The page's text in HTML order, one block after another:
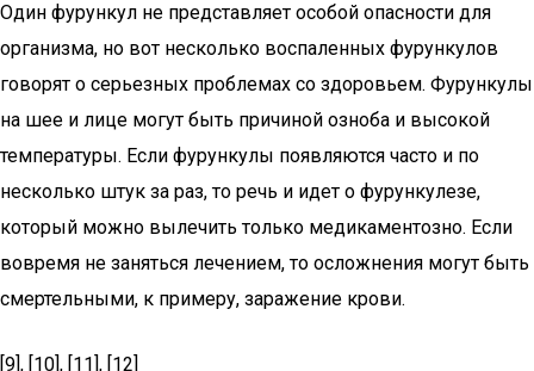
Один фурункул не представляет особой опасности для
организма, но вот несколько воспаленных фурункулов
говорят о серьезных проблемах со здоровьем. Фурункулы
на шее и лице могут быть причиной озноба и высокой
температуры. Если фурункулы появляются часто и по
несколько штук за раз, то речь и идет о фурункулезе,
который можно вылечить только медикаментозно. Если
вовремя не заняться лечением, то осложнения могут быть
смертельными, к примеру, заражение крови.
[9], [10], [11], [12]